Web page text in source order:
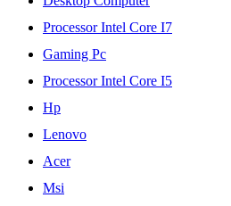
Processor Intel Core I7
Gaming Pc
Processor Intel Core I5
Hp
Lenovo
Acer
Msi